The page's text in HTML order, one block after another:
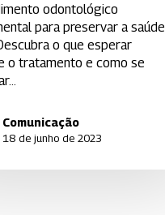
odontológico
para preservar a saúde
o que esperar
o tratamento e como se
Comunicação
18 de junho de 2023